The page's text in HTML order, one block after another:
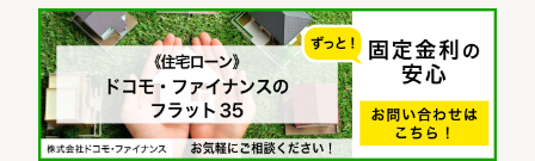
全・楽しい】と感じていただけるよう全力でサポート
します！◆お客様が本当に「知りたいこと」を正直に
お伝えします！物件の良い点・注意点を正直にご説
明、融資可能額や返済計画も明確にご案内。将来のロ
ーン残債を見える化し、金利上昇を考慮したライフプ
ランをご提案。理想の暮らしを叶える住まいをご紹介
します！【資料請求】、【見学予約】ボタンをクリッ